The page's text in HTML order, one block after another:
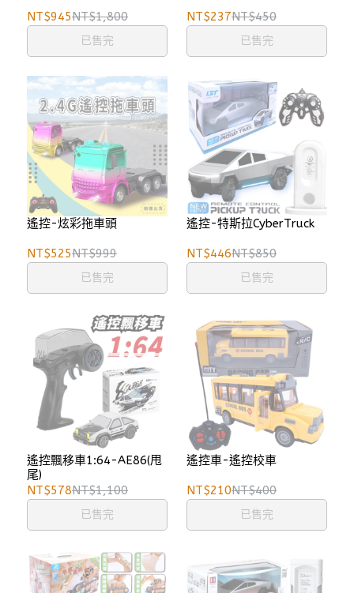
NT$945NT$1,800
已售完
NT$237NT$450
已售完
遙控-炫彩拖車頭
NT$525NT$999
已售完
遙控-特斯拉CyberTruck
NT$446NT$850
已售完
遙控飄移車1:64-AE86(甩
尾)
NT$578NT$1,100
已售完
遙控車-遙控校車
NT$210NT$400
已售完